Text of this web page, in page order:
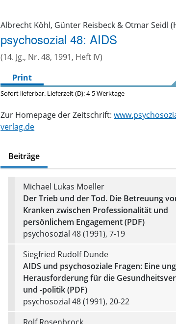
Albrecht Köhl, Günter Reisbeck & Otmar Seidl
psychosozial 48: AIDS
(14. Jg., Nr. 48, 1991, Heft IV)
Print
Sofort lieferbar. Lieferzeit (D): 4-5 Werktage
Zur Homepage der Zeitschrift:
verlag.de
Beiträge
Michael Lukas Moeller
Der Trieb und der Tod. Die Betreuung
Kranken zwischen Professionalität und
persönlichem Engagement (PDF)
psychosozial 48 (1991), 7-19
Siegfried Rudolf Dunde
AIDS und psychosoziale Fragen: Eine
Herausforderung für die
und -politik (PDF)
psychosozial 48 (1991), 20-22